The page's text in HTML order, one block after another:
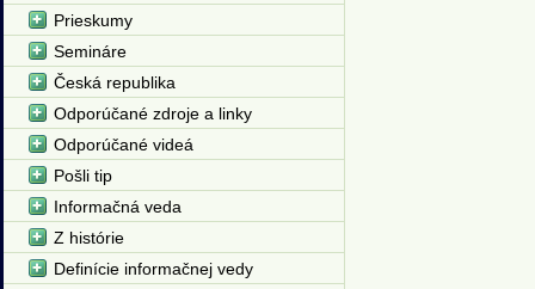
Prieskumy
Semináre
Česká republika
Odporúčané zdroje a linky
Odporúčané videá
Pošli tip
Informačná veda
Z histórie
Definície informačnej vedy